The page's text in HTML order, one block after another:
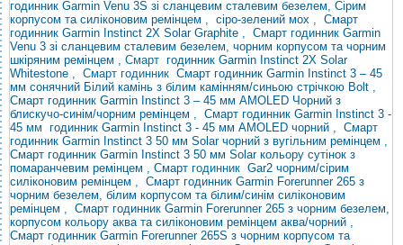
годинник Garmin Venu 3S зі сланцевим сталевим безелем, Сірим
корпусом та силіконовим ремінцем , сіро-зелений мох , Смарт
годинник Garmin Instinct 2X Solar Graphite , Смарт годинник Garmin
Venu 3 зі сланцевим сталевим безелем, чорним корпусом та чорним
шкіряним ремінцем , Смарт годинник Garmin Instinct 2X Solar
Whitestone , Смарт годинник Смарт годинник Garmin Instinct 3 – 45
мм сонячний Білий камінь з білим камінням/синьою стрічкою Bolt ,
Смарт годинник Garmin Instinct 3 – 45 мм AMOLED Чорний з
блискучо-синім/чорним ремінцем , Смарт годинник Garmin Instinct 3 -
45 мм годинник Garmin Instinct 3 - 45 мм AMOLED чорний , Смарт
годинник Garmin Instinct 3 50 мм Solar чорний з вугільним ремінцем ,
Смарт годинник Garmin Instinct 3 50 мм Solar кольору сутінок з
помаранчевим ремінцем , Смарт годинник Gar2 чорним/сірим
силіконовим ремінцем , Смарт годинник Garmin Forerunner 265 з
чорним безелем, білим корпусом та білим/синім силіконовим
ремінцем , Смарт годинник Garmin Forerunner 265 з чорним безелем,
корпусом кольору аква та силіконовим ремінцем аква/чорний ,
Смарт годинник Garmin Forerunner 265S з чорним корпусом та